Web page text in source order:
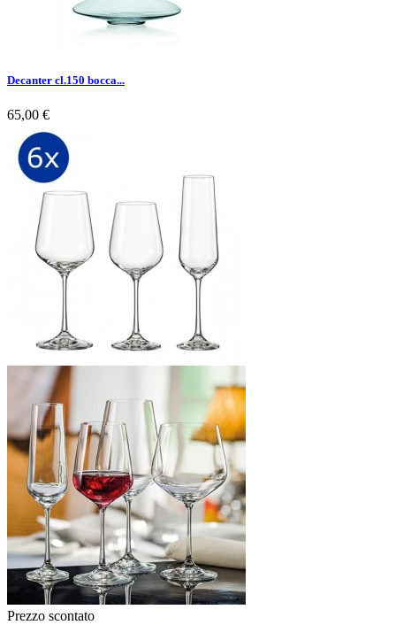
Decanter cl.150 bocca...
65,00 €
Prezzo scontato